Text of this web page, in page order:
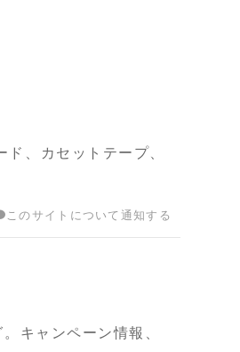
、カセットテープ、
このサイトについて通知する
キャンペーン情報、